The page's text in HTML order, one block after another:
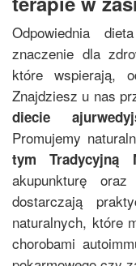
Odpowiednia
znaczenie dla
które wspierają,
Znajdziesz u nas
diecie
Promujemy
tymTradycyjną
akupunkturę
dostarczają
naturalnych, które
chorobami